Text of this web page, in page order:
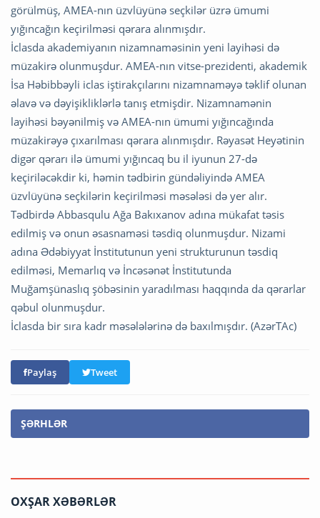
görülmüş, AMEA-nın üzvlüyünə seçkilər üzrə ümumi
yığıncağın keçirilməsi qərara alınmışdır.
İclasda akademiyanın nizamnaməsinin yeni layihəsi də
müzakirə olunmuşdur. AMEA-nın vitse-prezidenti, akademik
İsa Həbibbəyli iclas iştirakçılarını nizamnaməyə təklif olunan
əlavə və dəyişikliklərlə tanış etmişdir. Nizamnamənin
layihəsi bəyənilmiş və AMEA-nın ümumi yığıncağında
müzakirəyə çıxarılması qərara alınmışdır. Rəyasət Heyətinin
digər qərarı ilə ümumi yığıncaq bu il iyunun 27-də
keçiriləcəkdir ki, həmin tədbirin gündəliyində AMEA
üzvlüyünə seçkilərin keçirilməsi məsələsi də yer alır.
Tədbirdə Abbasqulu Ağa Bakıxanov adına mükafat təsis
edilmiş və onun əsasnaməsi təsdiq olunmuşdur. Nizami
adına Ədəbiyyat İnstitutunun yeni strukturunun təsdiq
edilməsi, Memarlıq və İncəsənət İnstitutunda
Muğamşünaslıq şöbəsinin yaradılması haqqında da qərarlar
qəbul olunmuşdur.
İclasda bir sıra kadr məsələlərinə də baxılmışdır. (AzərTAc)
Paylaş Tweet
ŞƏRHLƏR
OXŞAR XƏBƏRLƏR